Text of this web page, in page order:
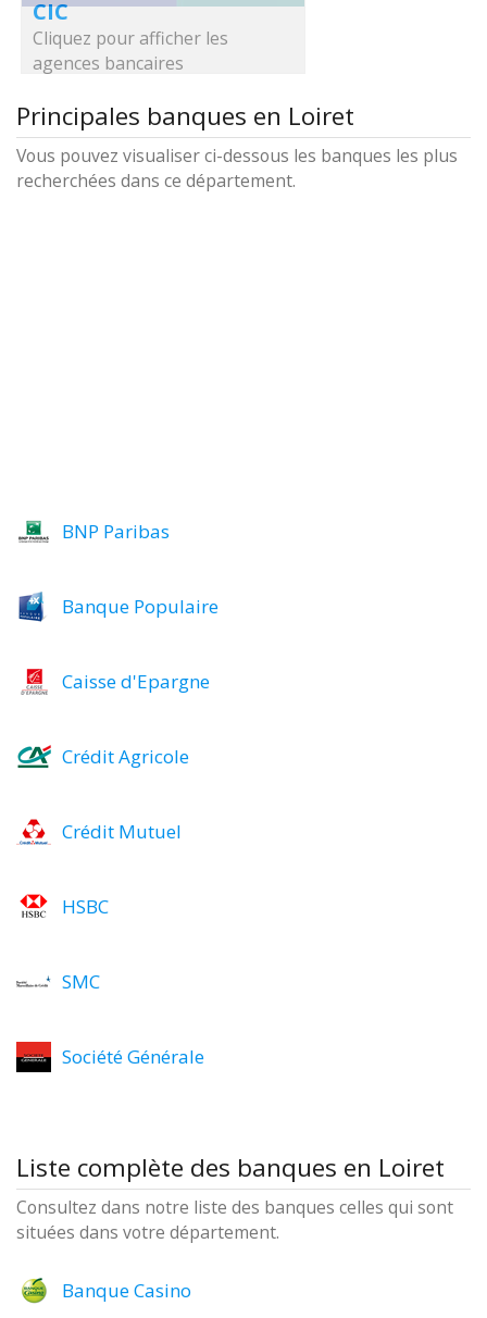
CIC
Cliquez pour afficher les
agences bancaires
Principales banques en Loiret
Vous pouvez visualiser ci-dessous les banques les plus
recherchées dans ce département.
BNP Paribas
Banque Populaire
Caisse d'Epargne
Crédit Agricole
Crédit Mutuel
HSBC
SMC
Société Générale
Liste complète des banques en Loiret
Consultez dans notre liste des banques celles qui sont
situées dans votre département.
Banque Casino